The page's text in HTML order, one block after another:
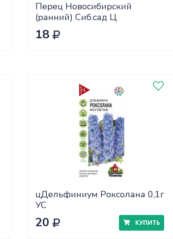
Перец Новосибирский
(ранний) Сиб.сад Ц
18
цДельфиниум Роксолана 0,1г
УС
20 КУПИТЬ